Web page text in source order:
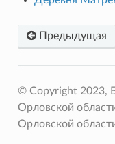
Предыдущая
© Copyright 2023,
Орловской
Орловской